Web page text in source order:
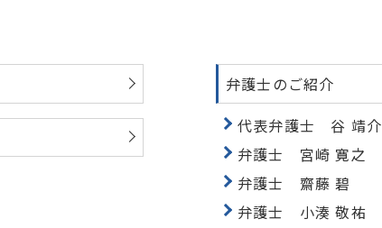
弁護士のご紹介
代表弁護士 谷 靖介
弁護士 宮崎 寛之
弁護士 齋藤 碧
弁護士 小湊 敬祐